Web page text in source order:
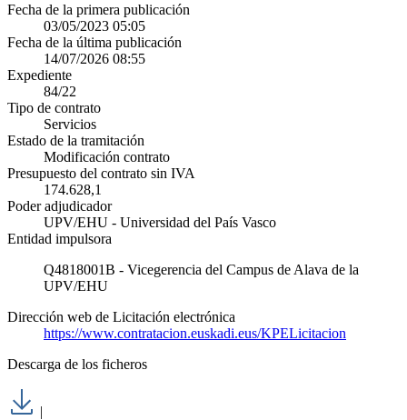
Fecha de la primera publicación
03/05/2023 05:05
Fecha de la última publicación
14/07/2026 08:55
Expediente
84/22
Tipo de contrato
Servicios
Estado de la tramitación
Modificación contrato
Presupuesto del contrato sin IVA
174.628,1
Poder adjudicador
UPV/EHU - Universidad del País Vasco
Entidad impulsora
Q4818001B - Vicegerencia del Campus de Alava de la
UPV/EHU
Dirección web de Licitación electrónica
https://www.contratacion.euskadi.eus/KPELicitacion
Descarga de los ficheros
|